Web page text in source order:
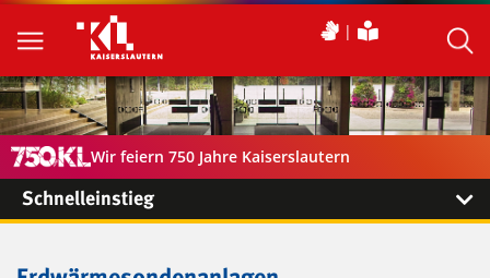
Wir feiern 750 Jahre Kaiserslautern
Schnelleinstieg